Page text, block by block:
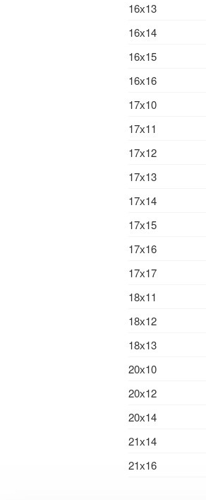
16х13
16х14
16х15
16х16
17х10
17х11
17х12
17х13
17х14
17х15
17х16
17х17
18х11
18х12
18х13
20х10
20х12
20х14
21х14
21х16